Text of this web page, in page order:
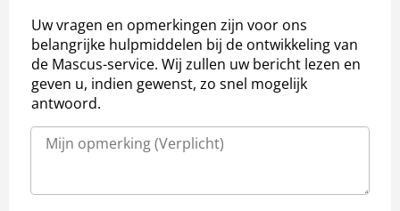
Uw vragen en opmerkingen zijn voor ons
belangrijke hulpmiddelen bij de ontwikkeling van
de Mascus-service. Wij zullen uw bericht lezen en
geven u, indien gewenst, zo snel mogelijk
antwoord.